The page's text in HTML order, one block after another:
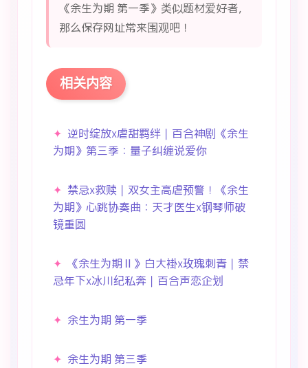
《余生为期 第一季》类似题材爱好者，
那么保存网址常来围观吧！
相关内容
逆时绽放x虐甜羁绊｜百合神剧《余生
为期》第三季：量子纠缠说爱你
禁忌x救赎｜双女主高虐预警！《余生
为期》心跳协奏曲：天才医生x钢琴师破
镜重圆
《余生为期Ⅱ》白大褂x玫瑰刺青｜禁
忌年下x冰川纪私奔｜百合声恋企划
余生为期 第一季
余生为期 第三季